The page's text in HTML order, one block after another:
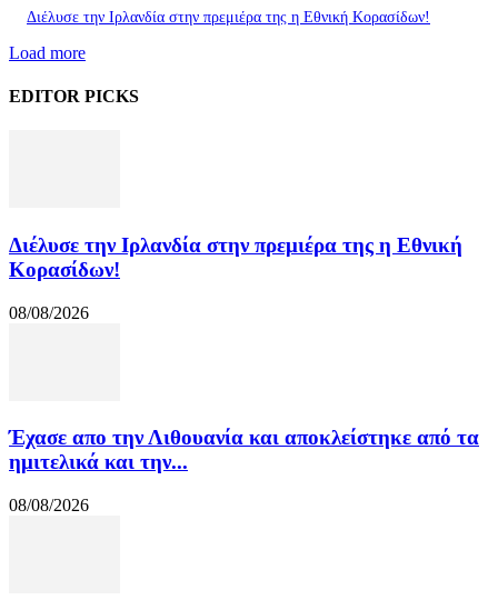
Διέλυσε την Ιρλανδία στην πρεμιέρα της η Εθνική Κορασίδων!
Load more
EDITOR PICKS
Διέλυσε την Ιρλανδία στην πρεμιέρα της η Εθνική
Κορασίδων!
08/08/2026
Έχασε απο την Λιθουανία και αποκλείστηκε από τα
ημιτελικά και την...
08/08/2026